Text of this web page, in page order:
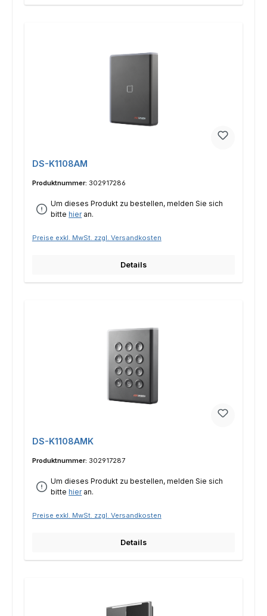
DS-K1108AM
Produktnummer: 302917286
Um dieses Produkt zu bestellen, melden Sie sich
bittehieran.
Preise exkl. MwSt. zzgl. Versandkosten
Details
DS-K1108AMK
Produktnummer: 302917287
Um dieses Produkt zu bestellen, melden Sie sich
bittehieran.
Preise exkl. MwSt. zzgl. Versandkosten
Details